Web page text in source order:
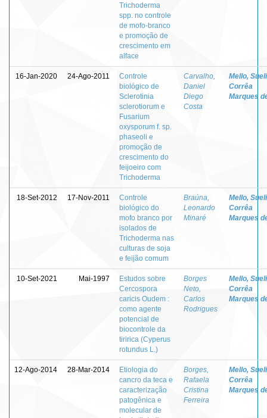
Trichoderma
spp. no controle
de mofo-branco
e promoção de
crescimento em
alface
16-Jan-2020 24-Ago-2011
Controle
biológico de
Sclerotinia
sclerotiorum e
Fusarium
oxysporum f. sp.
phaseoli e
promoção de
crescimento do
feijoeiro com
Trichoderma
Carvalho,
Daniel
Diego
Costa
Mello, Sueli
Corrêa
Marques
18-Set-2012 17-Nov-2011
Controle
biológico do
mofo branco por
isolados de
Trichoderma nas
culturas de soja
e feijão comum
Braúna,
Leonardo
Minaré
Mello, Sueli
Corrêa
Marques
10-Set-2021 Mai-1997
Estudos sobre
Cercospora
caricis Oudem :
como agente
potencial de
biocontrole da
tiririca (Cyperus
rotundus L.)
Borges
Neto,
Carlos
Rodrigues
Mello, Sueli
Corrêa
Marques
12-Ago-2014 28-Mar-2014
Etiologia do
cancro da teca e
caracterização
patogênica e
molecular de
Borges,
Rafaela
Cristina
Ferreira
Mello, Sueli
Corrêa
Marques